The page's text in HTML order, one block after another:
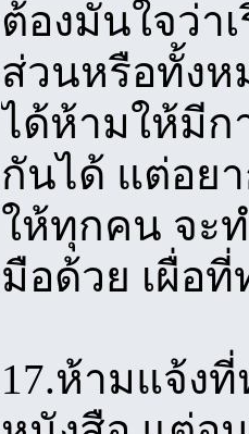
ต้องมั่นใจว่า
ส่วนหรือทั้งห
ได้ห้ามให้มีก
กันได้ แต่อยา
ให้ทุกคน จะ
มือด้วย เผื่อ
17.ห้ามแจ้ง